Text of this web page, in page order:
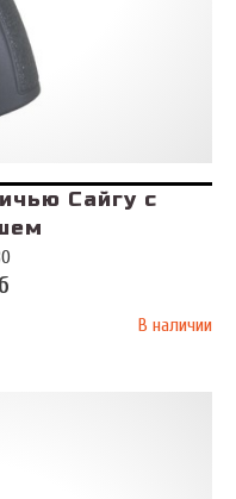
Сайгу с
В наличии